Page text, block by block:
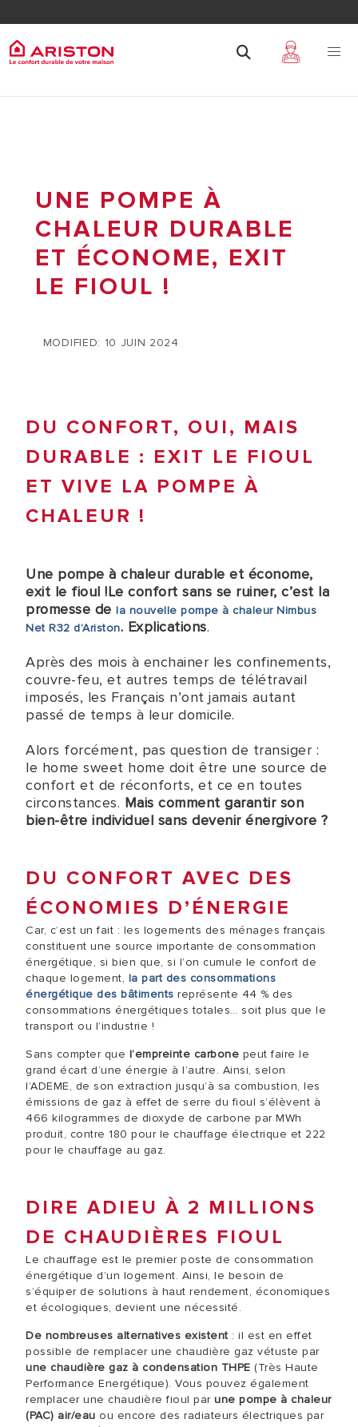
UNE POMPE À
CHALEUR DURABLE
ET ÉCONOME, EXIT
LE FIOUL !
MODIFIED: 10 JUIN 2024
DU CONFORT, OUI, MAIS
DURABLE : EXIT LE FIOUL
ET VIVE LA POMPE À
CHALEUR !
Une pompe à chaleur durable et économe,
exit le fioul !Le confort sans se ruiner, c’est la
promesse de la nouvelle pompe à chaleur Nimbus
Net R32 d’Ariston. Explications.
Après des mois à enchainer les confinements,
couvre-feu, et autres temps de télétravail
imposés, les Français n’ont jamais autant
passé de temps à leur domicile.
Alors forcément, pas question de transiger :
le home sweet home doit être une source de
confort et de réconforts, et ce en toutes
circonstances. Mais comment garantir son
bien-être individuel sans devenir énergivore ?
DU CONFORT AVEC DES
ÉCONOMIES D’ÉNERGIE
Car, c’est un fait : les logements des ménages français
constituent une source importante de consommation
énergétique, si bien que, si l’on cumule le confort de
chaque logement, la part des consommations
énergétique des bâtiments représente 44 % des
consommations énergétiques totales… soit plus que le
transport ou l’industrie !
Sans compter que l’empreinte carbone peut faire le
grand écart d’une énergie à l’autre. Ainsi, selon
l’ADEME, de son extraction jusqu’à sa combustion, les
émissions de gaz à effet de serre du fioul s’élèvent à
466 kilogrammes de dioxyde de carbone par MWh
produit, contre 180 pour le chauffage électrique et 222
pour le chauffage au gaz.
DIRE ADIEU À 2 MILLIONS
DE CHAUDIÈRES FIOUL
Le chauffage est le premier poste de consommation
énergétique d’un logement. Ainsi, le besoin de
s’équiper de solutions à haut rendement, économiques
et écologiques, devient une nécessité.
De nombreuses alternatives existent : il est en effet
possible de remplacer une chaudière gaz vétuste par
une chaudière gaz à condensation THPE (Très Haute
Performance Energétique). Vous pouvez également
remplacer une chaudière fioul par une pompe à chaleur
(PAC) air/eau ou encore des radiateurs électriques par